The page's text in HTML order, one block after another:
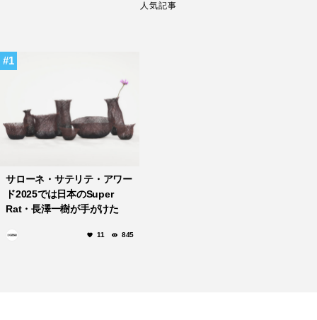
人気記事
1
サローネ・サテリテ・アワー
ド2025では日本のSuper
Rat・長澤一樹が手がけた
を受賞！
11 845